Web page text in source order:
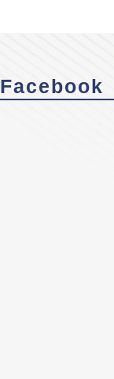
Facebook